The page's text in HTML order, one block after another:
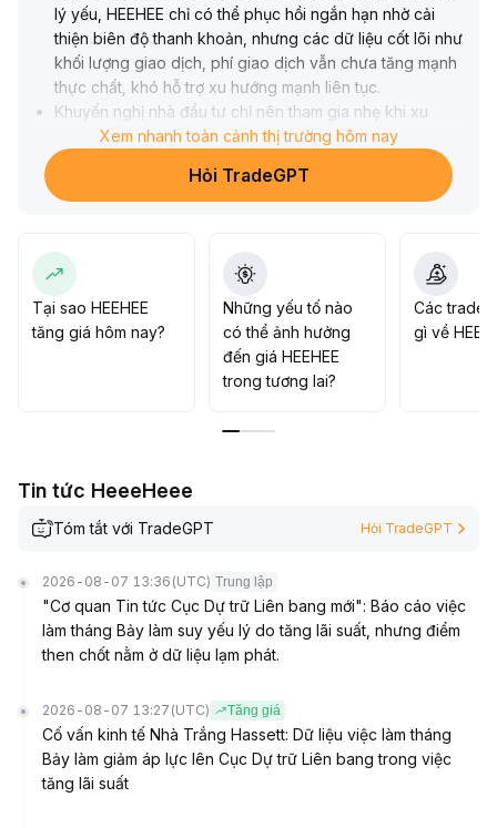
lý yếu, HEEHEE chỉ có thể phục hồi ngắn hạn nhờ cải
thiện biên độ thanh khoản, nhưng các dữ liệu cốt lõi như
khối lượng giao dịch, phí giao dịch vẫn chưa tăng mạnh
thực chất, khó hỗ trợ xu hướng mạnh liên tục.
Khuyến nghị nhà đầu tư chỉ nên tham gia nhẹ khi xu
hướng thị trường crypto rõ ràng đi lên, đồng thời theo
sát điểm đảo chiều của thanh khoản và tâm lý
Trong ngắn hạn, chú ý biến động của HEEHEE trong
phòng tránh rủi ro điều chỉnh mạnh do biến động cao
Xem nhanh toàn cảnh thị trường hôm nay
Hỏi TradeGPT
Tại sao HEEHEE
tăng giá hôm nay?
Những yếu tố nào
có thể ảnh hưởng
đến giá HEEHEE
trong tương lai?
Các trader
gì về
Tin tức HeeeHeee
Tóm tắt với TradeGPT Hỏi TradeGPT
2026-08-07 13:36 (UTC) Trung lập
"Cơ quan Tin tức Cục Dự trữ Liên bang mới": Báo cáo việc
làm tháng Bảy làm suy yếu lý do tăng lãi suất, nhưng điểm
then chốt nằm ở dữ liệu lạm phát.
2026-08-07 13:27 (UTC) Tăng giá
Cố vấn kinh tế Nhà Trắng Hassett: Dữ liệu việc làm tháng
Bảy làm giảm áp lực lên Cục Dự trữ Liên bang trong việc
tăng lãi suất